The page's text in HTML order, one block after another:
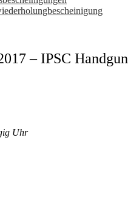
– IPSC Handgun
Uhr